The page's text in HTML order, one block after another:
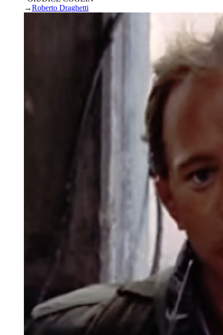
→Roberto Draghetti